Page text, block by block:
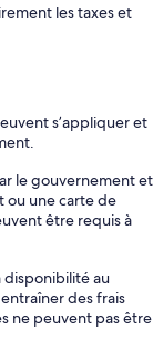
les taxes et
s’appliquer et
le gouvernement et
ou une carte de
être requis à
disponibilité au
des frais
ne peuvent pas être